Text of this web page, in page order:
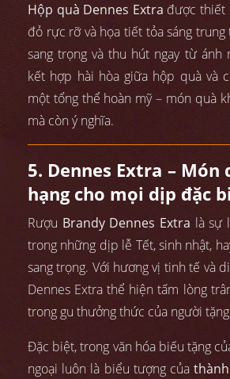
Hộp quà Dennes Extra được thiết
đỏ rực rỡ và họa tiết tỏa sáng trung
sang trọng và thu hút ngay từ ánh
kết hợp hài hòa giữa hộp quà và
một tổng thể hoàn mỹ – món quà
mà còn ý nghĩa.
5. Dennes Extra –
hạng cho mọi dịp đặc
Rượu Brandy Dennes Extra là sự
trong những dịp lễ Tết, sinh nhật,
sang trọng. Với hương vị tinh tế và
Dennes Extra thể hiện tấm lòng
trong gu thưởng thức của người
Đặc biệt, trong văn hóa biếu tặng
ngoại luôn là biểu tượng của